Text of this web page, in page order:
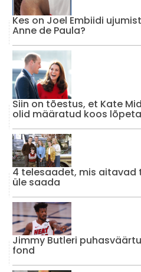
Kes on Joel Embiidi
Anne de Paula?
Siin on tõestus, et Kate
olid määratud koos
4 telesaadet, mis aitavad
üle saada
Jimmy Butleri
fond